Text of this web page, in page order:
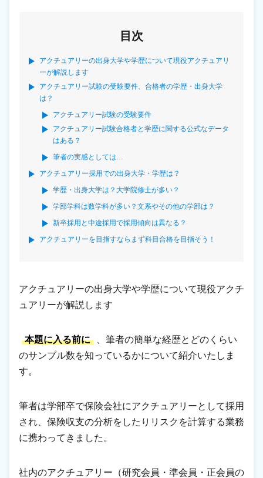
目次
アクチュアリーの出身大学や学歴について現役アクチュアリ
ーが解説します
アクチュアリー試験の受験要件、合格者の学歴・出身大学
は？
アクチュアリー試験の受験要件
アクチュアリー試験合格者と学歴に関する公式なデータ
はある？
筆者の実感としては…
アクチュアリー採用での出身大学・学歴は？
学歴・出身大学は？大学院修士が多い？
学部学科は数学科が多い？文系やその他の学部は？
新卒採用と中途採用で採用傾向は異なる？
アクチュアリーを目指すならまず科目合格を目指そう！
アクチュアリーの出身大学や学歴について現役アクチ
ュアリーが解説します
本題に入る前に
、筆者の簡単な経歴とどのくらい
のサンプル数を知っているかについて紹介いたしま
す。
筆者は学部卒で保険会社にアクチュアリーとして採用
され、保険収支の分析をしたりリスクを計算する業務
に携わってきました。
社内のアクチュアリー（研究会員・準会員・正会員の